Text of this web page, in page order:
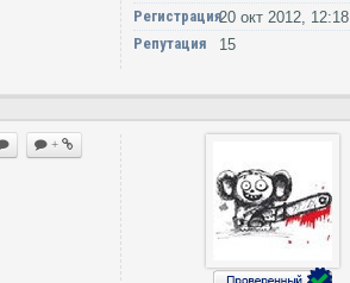
Регистрация20 окт 2012, 12:18
Репутация
15
+